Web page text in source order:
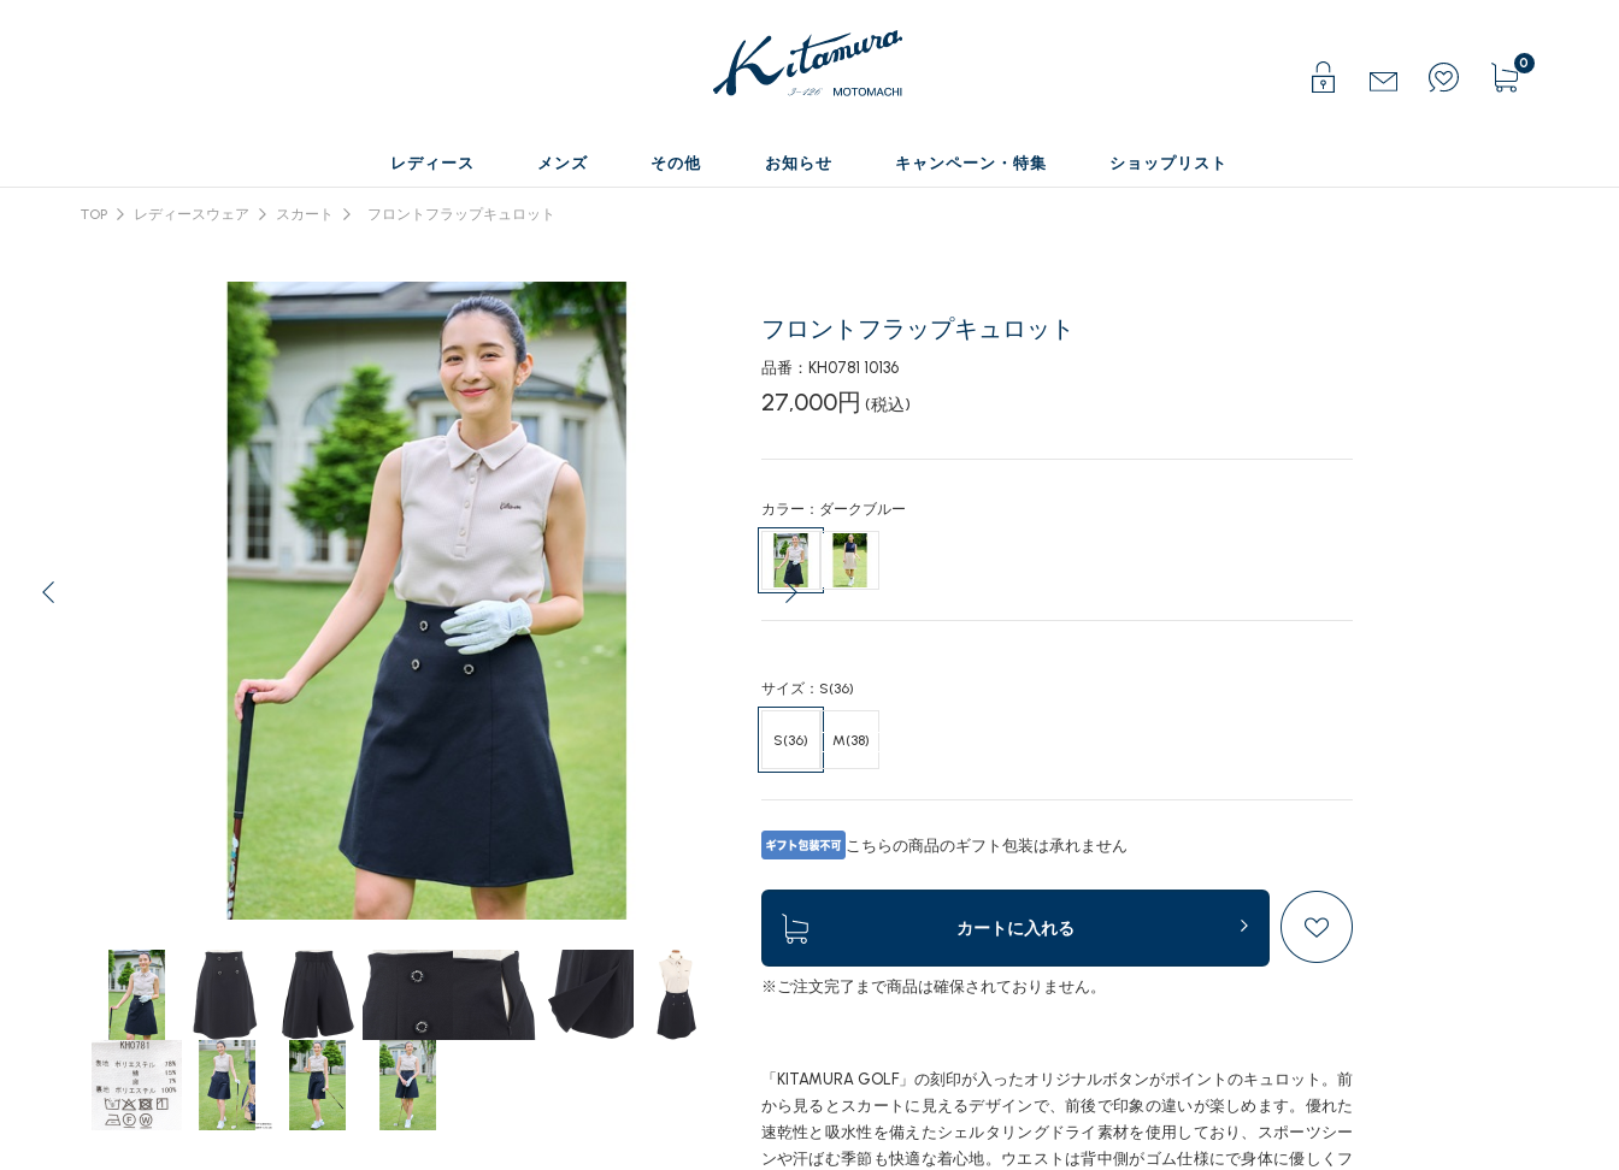
0
レディース メンズ その他 お知らせ キャンペーン・特集 ショップリスト
TOP レディースウェア スカート フロントフラップキュロット
フロントフラップキュロット
品番：KH0781 10136
27,000円 (税込)
カラー：ダークブルー
サイズ：S(36)
S(36) M(38)
こちらの商品のギフト包装は承れません
カートに入れる
※ご注文完了まで商品は確保されておりません。
「KITAMURA GOLF」の刻印が入ったオリジナルボタンがポイントのキュロット。前
から見るとスカートに見えるデザインで、前後で印象の違いが楽しめます。優れた
速乾性と吸水性を備えたシェルタリングドライ素材を使用しており、スポーツシー
ンや汗ばむ季節も快適な着心地。ウエストは背中側がゴム仕様にで身体に優しくフ